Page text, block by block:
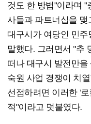
것도 한 방법"이라며 "
사들과 파트너십을 맺
대구시가 여당인 민
말했다. 그러면서 "추
떠나 대구시 발전만
숙원 사업 경쟁이 치
선점하려면 이러한 '
적"이라고 덧붙였다.